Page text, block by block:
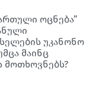
ოცნება”
უკანონო
მაინც
მოთხოვნებს?